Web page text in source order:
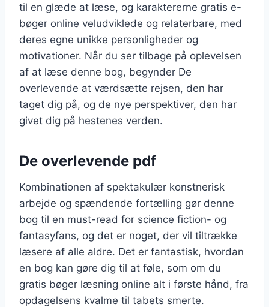
til en glæde at læse, og karaktererne gratis e-
bøger online veludviklede og relaterbare, med
deres egne unikke personligheder og
motivationer. Når du ser tilbage på oplevelsen
af at læse denne bog, begynder De
overlevende at værdsætte rejsen, den har
taget dig på, og de nye perspektiver, den har
givet dig på hestenes verden.
De overlevende pdf
Kombinationen af spektakulær konstnerisk
arbejde og spændende fortælling gør denne
bog til en must-read for science fiction- og
fantasyfans, og det er noget, der vil tiltrække
læsere af alle aldre. Det er fantastisk, hvordan
en bog kan gøre dig til at føle, som om du
gratis bøger læsning online alt i første hånd, fra
opdagelsens kvalme til tabets smerte.